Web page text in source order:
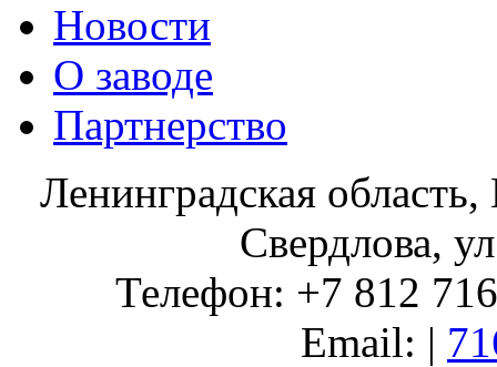
Новости
О заводе
Партнерство
Ленинградская
Свердлова,
Телефон: +7 812
Email: |